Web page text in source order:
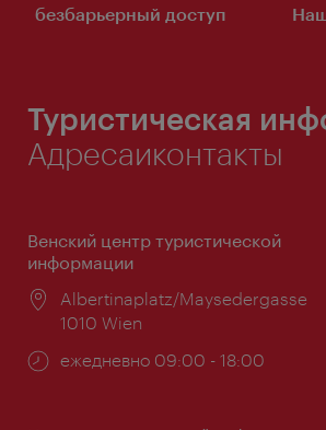
безбарьерный доступ
Туристическая
Адресаиконтакты
Венский центр туристической
информации
Расположение:
Albertinaplatz/Maysedergasse
1010 Wien
Часы
ежедневно 09:00 - 18:00